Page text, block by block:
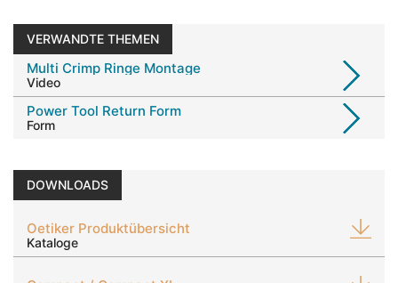
VERWANDTE THEMEN
Multi Crimp Ringe Montage
Video
Power Tool Return Form
Form
DOWNLOADS
Oetiker Produktübersicht
Kataloge